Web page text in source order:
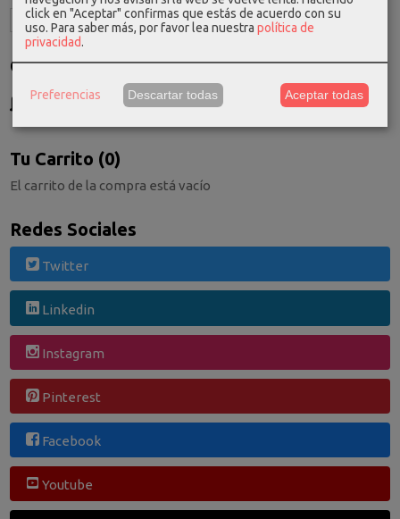
Costes de Envío
GRATIS *
Consultar Destinos
Tu Carrito (0)
El carrito de la compra está vacío
Redes Sociales
Twitter
Linkedin
Instagram
Pinterest
Facebook
Youtube
click en "Aceptar" confirmas que estás de acuerdo con su
uso. Para saber más, por favor lea nuestra política de
privacidad.
Preferencias Descartar todas Aceptar todas